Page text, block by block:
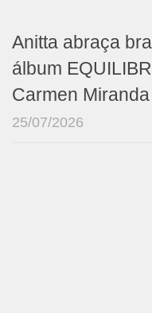
Anitta abraça
álbum
Carmen Miranda
25/07/2026